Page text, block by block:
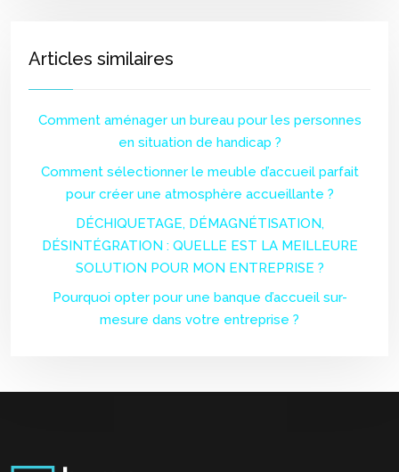
Articles similaires
Comment aménager un bureau pour les personnes
en situation de handicap ?
Comment sélectionner le meuble d’accueil parfait
pour créer une atmosphère accueillante ?
DÉCHIQUETAGE, DÉMAGNÉTISATION,
DÉSINTÉGRATION : QUELLE EST LA MEILLEURE
SOLUTION POUR MON ENTREPRISE ?
Pourquoi opter pour une banque d’accueil sur-
mesure dans votre entreprise ?